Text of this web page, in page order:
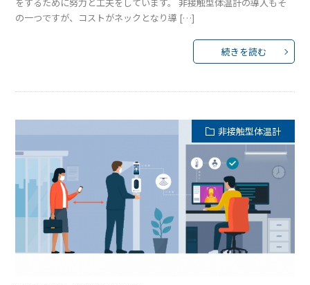
の一つですが、コストがネックとなり導 […]
続きを読む
非接触型体温計